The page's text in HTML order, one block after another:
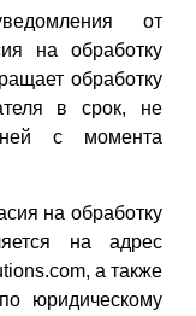
от
на обработку
обработку
в срок, не
с момента
на обработку
на адрес
а также
юридическому